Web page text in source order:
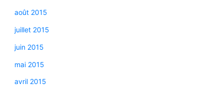
août 2015
juillet 2015
juin 2015
mai 2015
avril 2015